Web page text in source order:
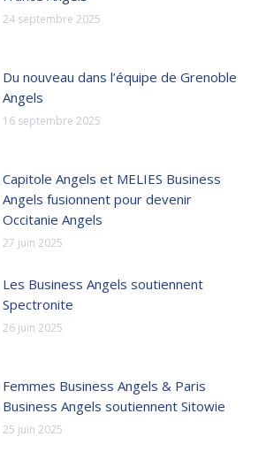
24 septembre 2025
Du nouveau dans l’équipe de Grenoble
Angels
16 septembre 2025
Capitole Angels et MELIES Business
Angels fusionnent pour devenir
Occitanie Angels
27 juin 2025
Les Business Angels soutiennent
Spectronite
26 juin 2025
Femmes Business Angels & Paris
Business Angels soutiennent Sitowie
25 juin 2025